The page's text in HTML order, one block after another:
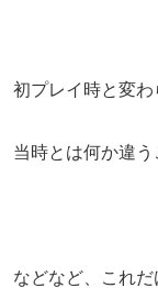
初プレイ時と変
当時とは何か違
などなど、これ